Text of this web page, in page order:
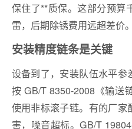
保住了**质保。这部分预算
雷，后期除锈费用远超差价。
安装精度链条是关键
设备到了，安装队伍水平
按 GB/T 8350-2008《输送
使用非标滚子链。有的厂
害，噪音超标。GB/T